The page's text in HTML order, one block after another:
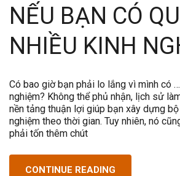
NẾU BẠN CÓ
NHIỀU KINH
Có bao giờ bạn phải lo lắng vì mình có
nghiệm? Không thể phủ nhận, lịch sử
nền tảng thuận lợi giúp bạn xây dựng
nghiệm theo thời gian. Tuy nhiên, nó
phải tốn thêm chút
CONTINUE READING